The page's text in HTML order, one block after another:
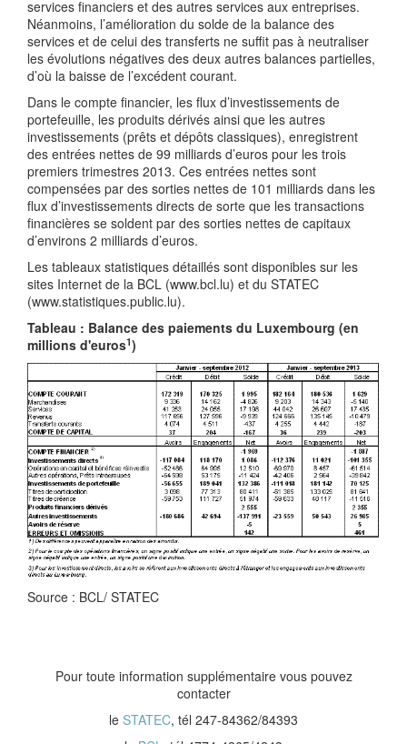
services financiers et des autres services aux entreprises.
Néanmoins, l’amélioration du solde de la balance des
services et de celui des transferts ne suffit pas à neutraliser
les évolutions négatives des deux autres balances partielles,
d’où la baisse de l’excédent courant.
Dans le compte financier, les flux d’investissements de
portefeuille, les produits dérivés ainsi que les autres
investissements (prêts et dépôts classiques), enregistrent
des entrées nettes de 99 milliards d’euros pour les trois
premiers trimestres 2013. Ces entrées nettes sont
compensées par des sorties nettes de 101 milliards dans les
flux d’investissements directs de sorte que les transactions
financières se soldent par des sorties nettes de capitaux
d’environs 2 milliards d’euros.
Les tableaux statistiques détaillés sont disponibles sur les
sites Internet de la BCL (www.bcl.lu) et du STATEC
(www.statistiques.public.lu).
Tableau : Balance des paiements du Luxembourg (en
millions d'euros1)
Source : BCL/ STATEC
Pour toute information supplémentaire vous pouvez
contacter
le STATEC, tél 247-84362/84393